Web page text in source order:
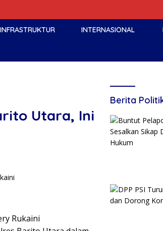
INFRASTRUKTUR INTERNASIONAL
Utara, Ini
Rukaini
Berita